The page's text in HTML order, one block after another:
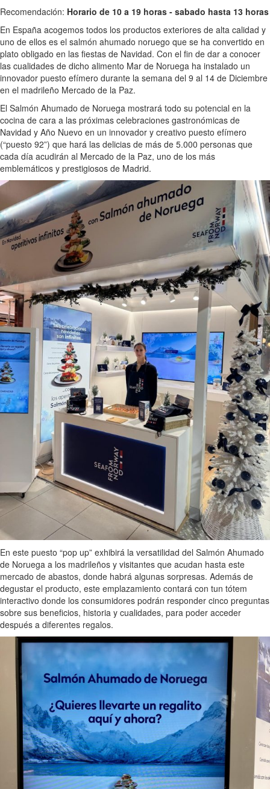
Recomendación: Horario de 10 a 19 horas - sabado hasta 13 horas
En España acogemos todos los productos exteriores de alta calidad y
uno de ellos es el salmón ahumado noruego que se ha convertido en
plato obligado en las fiestas de Navidad. Con el fin de dar a conocer
las cualidades de dicho alimento Mar de Noruega ha instalado un
innovador puesto efímero durante la semana del 9 al 14 de Diciembre
en el madrileño Mercado de la Paz.
El Salmón Ahumado de Noruega mostrará todo su potencial en la
cocina de cara a las próximas celebraciones gastronómicas de
Navidad y Año Nuevo en un innovador y creativo puesto efímero
(“puesto 92”) que hará las delicias de más de 5.000 personas que
cada día acudirán al Mercado de la Paz, uno de los más
emblemáticos y prestigiosos de Madrid.
En este puesto “pop up” exhibirá la versatilidad del Salmón Ahumado
de Noruega a los madrileños y visitantes que acudan hasta este
mercado de abastos, donde habrá algunas sorpresas. Además de
degustar el producto, este emplazamiento contará con tun tótem
interactivo donde los consumidores podrán responder cinco preguntas
sobre sus beneficios, historia y cualidades, para poder acceder
después a diferentes regalos.